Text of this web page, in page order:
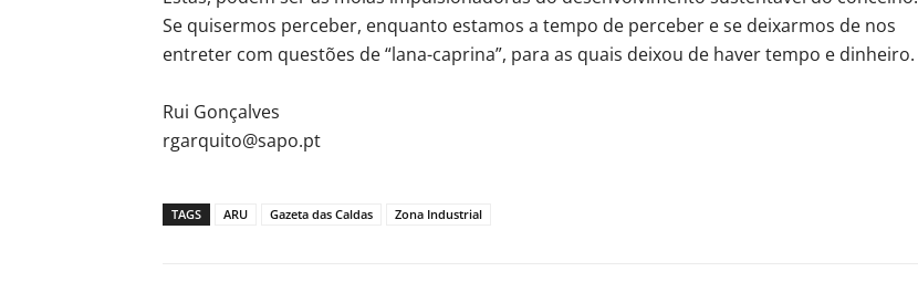
Se quisermos perceber, enquanto estamos a tempo de perceber e se deixarmos de nos
entreter com questões de “lana-caprina”, para as quais deixou de haver tempo e dinheiro.
Rui Gonçalves
rgarquito@sapo.pt
TAGS ARU Gazeta das Caldas Zona Industrial